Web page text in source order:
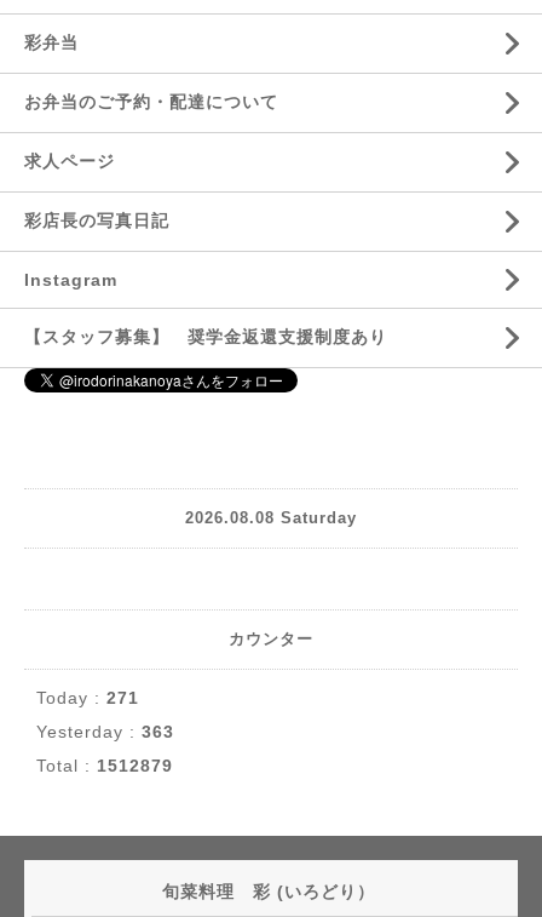
彩弁当
お弁当のご予約・配達について
求人ページ
彩店長の写真日記
Instagram
【スタッフ募集】 奨学金返還支援制度あり
2026.08.08 Saturday
カウンター
Today : 271
Yesterday : 363
Total : 1512879
旬菜料理 彩 (いろどり）